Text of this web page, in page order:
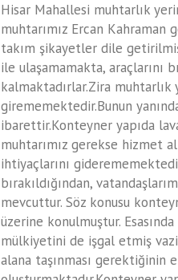
Hisar Mahallesi muhtarlık
muhtarımız Ercan
takım şikayetler dile
ile ulaşamamakta, araçlarını
kalmaktadırlar.Zira
girememektedir.Bunun
ibarettir.Konteyner yapıda
muhtarımız gerekse hizmet
ihtiyaçlarını
bırakıldığından,
mevcuttur. Söz konusu
üzerine konulmuştur.
mülkiyetini de işgal etmiş
alana taşınması